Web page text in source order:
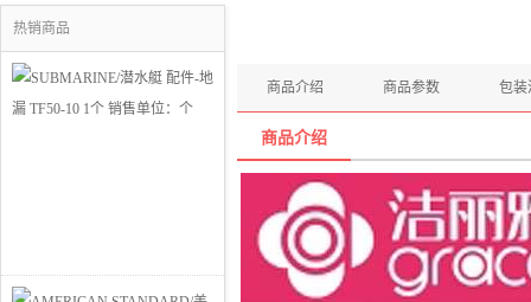
热销商品
商品介绍 商品参数 包装
商品介绍